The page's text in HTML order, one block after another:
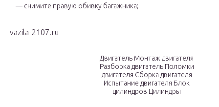
— снимите правую обивку багажника;
vazila-2107.ru
Двигатель Монтаж двигателя
Разборка двигатель Поломки
двигателя Сборка двигателя
Испытание двигателя Блок
цилиндров Цилиндры